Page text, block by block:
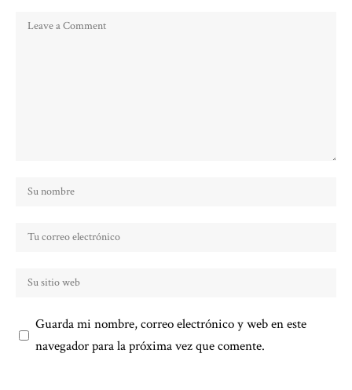
Guarda mi nombre, correo electrónico y web en este
navegador para la próxima vez que comente.